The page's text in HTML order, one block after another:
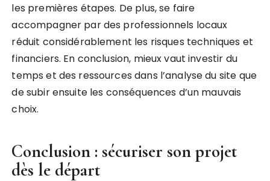
les premières étapes. De plus, se faire
accompagner par des professionnels locaux
réduit considérablement les risques techniques et
financiers. En conclusion, mieux vaut investir du
temps et des ressources dans l’analyse du site que
de subir ensuite les conséquences d’un mauvais
choix.
Conclusion : sécuriser son projet
dès le départ